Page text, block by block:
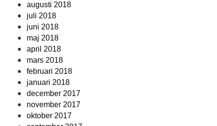
augusti 2018
juli 2018
juni 2018
maj 2018
april 2018
mars 2018
februari 2018
januari 2018
december 2017
november 2017
oktober 2017